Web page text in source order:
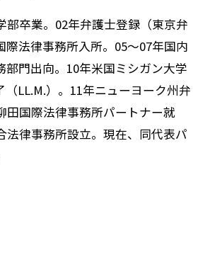
部卒業。02年弁護士登録（東京弁
際法律事務所入所。05～07年国内
部門出向。10年米国ミシガン大学
（LL.M.）。11年ニューヨーク州弁
田国際法律事務所パートナー就
法律事務所設立。現在、同代表パ